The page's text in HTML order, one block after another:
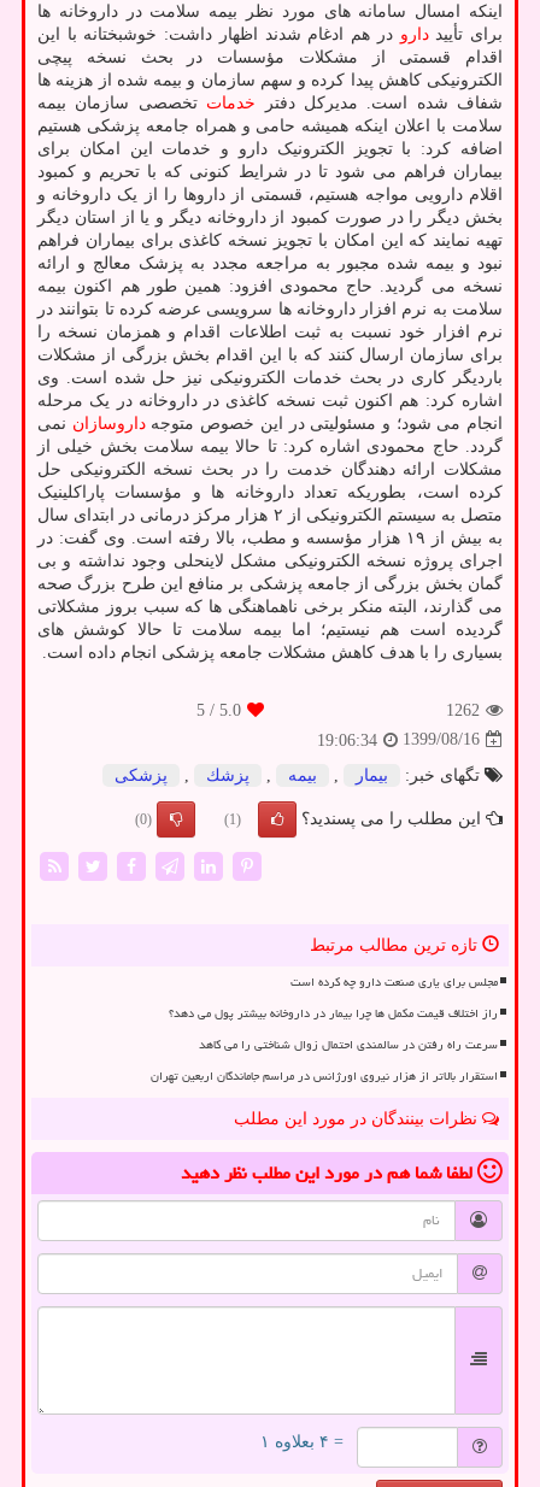
اینکه امسال سامانه های مورد نظر بیمه سلامت در داروخانه ها
برای تأییددارو در هم ادغام شدند اظهار داشت: خوشبختانه با این
اقدام قسمتی از مشکلات مؤسسات در بحث نسخه پیچی
الکترونیکی کاهش پیدا کرده و سهم سازمان و بیمه شده از هزینه ها
شفاف شده است. مدیرکل دفتر خدمات تخصصی سازمان بیمه
سلامت با اعلان اینکه همیشه حامی و همراه جامعه پزشکی هستیم
اضافه کرد: با تجویز الکترونیک دارو و خدمات این امکان برای
بیماران فراهم می شود تا در شرایط کنونی که با تحریم و کمبود
اقلام دارویی مواجه هستیم، قسمتی از داروها را از یک داروخانه و
بخش دیگر را در صورت کمبود از داروخانه دیگر و یا از استان دیگر
تهیه نمایند که این امکان با تجویز نسخه کاغذی برای بیماران فراهم
نبود و بیمه شده مجبور به مراجعه مجدد به پزشک معالج و ارائه
نسخه می گردید. حاج محمودی افزود: همین طور هم اکنون بیمه
سلامت به نرم افزار داروخانه ها سرویسی عرضه کرده تا بتوانند در
نرم افزار خود نسبت به ثبت اطلاعات اقدام و همزمان نسخه را
برای سازمان ارسال کنند که با این اقدام بخش بزرگی از مشکلات
باردیگر کاری در بحث خدمات الکترونیکی نیز حل شده است. وی
اشاره کرد: هم اکنون ثبت نسخه کاغذی در داروخانه در یک مرحله
انجام می شود؛ و مسئولیتی در این خصوص متوجهداروسازان نمی
گردد. حاج محمودی اشاره کرد: تا حالا بیمه سلامت بخش خیلی از
مشکلات ارائه دهندگان خدمت را در بحث نسخه الکترونیکی حل
کرده است، بطوریکه تعداد داروخانه ها و مؤسسات پاراکلینیک
متصل به سیستم الکترونیکی از ۲ هزار مرکز درمانی در ابتدای سال
به بیش از ۱۹ هزار مؤسسه و مطب، بالا رفته است. وی گفت: در
اجرای پروژه نسخه الکترونیکی مشکل لاینحلی وجود نداشته و بی
گمان بخش بزرگی از جامعه پزشکی بر منافع این طرح بزرگ صحه
می گذارند، البته منکر برخی ناهماهنگی ها که سبب بروز مشکلاتی
گردیده است هم نیستیم؛ اما بیمه سلامت تا حالا کوشش های
بسیاری را با هدف کاهش مشکلات جامعه پزشکی انجام داده است.
1262
5.0
/ 5
1399/08/16
19:06:34
تگهای خبر:
بیمار بیمه پزشك پزشكی
این مطلب را می پسندید؟ (1)
(0)
تازه ترین مطالب مرتبط
مجلس برای یاری صنعت دارو چه کرده است
راز اختلاف قیمت مکمل ها چرا بیمار در داروخانه بیشتر پول می دهد؟
سرعت راه رفتن در سالمندی احتمال زوال شناختی را می کاهد
استقرار بالاتر از هزار نیروی اورژانس در مراسم جاماندگان اربعین تهران
نظرات بینندگان در مورد این مطلب
لطفا شما همدر مورد این مطلبنظر دهید
= ۴ بعلاوه ۱